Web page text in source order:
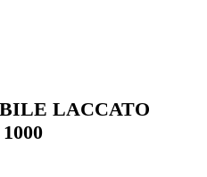
LACCATO